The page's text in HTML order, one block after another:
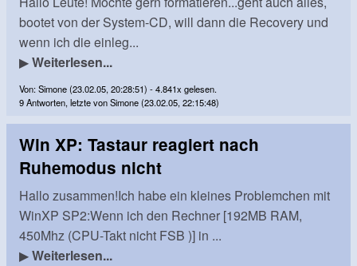
bootet von der System-CD, will dann die Recovery und
wenn ich die einleg...
▶Weiterlesen...
Von: Simone (23.02.05, 20:28:51) - 4.841x gelesen.
9 Antworten, letzte von Simone (23.02.05, 22:15:48)
Win XP: Tastaur reagiert nach
Ruhemodus nicht
Hallo zusammen!Ich habe ein kleines Problemchen mit
WinXP SP2:Wenn ich den Rechner [192MB RAM,
450Mhz (CPU-Takt nicht FSB )] in ...
▶Weiterlesen...